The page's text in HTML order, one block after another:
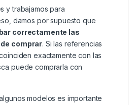
y trabajamos para
damos por supuesto que
correctamente las
comprar. Si las referencias
exactamente con las
puede comprarla con
modelos es importante